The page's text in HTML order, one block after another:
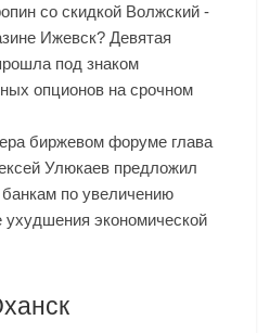
со скидкой Волжский -
Ижевск? Девятая
под знаком
опционов на срочном
биржевом форуме глава
Улюкаев предложил
по увеличению
ухудшения экономической